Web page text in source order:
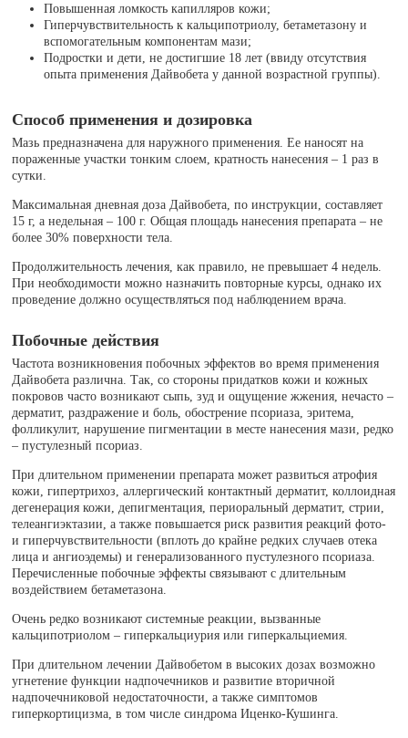
Повышенная ломкость капилляров кожи;
Гиперчувствительность к кальципотриолу, бетаметазону и
вспомогательным компонентам мази;
Подростки и дети, не достигшие 18 лет (ввиду отсутствия
опыта применения Дайвобета у данной возрастной группы).
Способ применения и дозировка
Мазь предназначена для наружного применения. Ее наносят на
пораженные участки тонким слоем, кратность нанесения – 1 раз в
сутки.
Максимальная дневная доза Дайвобета, по инструкции, составляет
15 г, а недельная – 100 г. Общая площадь нанесения препарата – не
более 30% поверхности тела.
Продолжительность лечения, как правило, не превышает 4 недель.
При необходимости можно назначить повторные курсы, однако их
проведение должно осуществляться под наблюдением врача.
Побочные действия
Частота возникновения побочных эффектов во время применения
Дайвобета различна. Так, со стороны придатков кожи и кожных
покровов часто возникают сыпь, зуд и ощущение жжения, нечасто –
дерматит, раздражение и боль, обострение псориаза, эритема,
фолликулит, нарушение пигментации в месте нанесения мази, редко
– пустулезный псориаз.
При длительном применении препарата может развиться атрофия
кожи, гипертрихоз, аллергический контактный дерматит, коллоидная
дегенерация кожи, депигментация, периоральный дерматит, стрии,
телеангиэктазии, а также повышается риск развития реакций фото-
и гиперчувствительности (вплоть до крайне редких случаев отека
лица и ангиоэдемы) и генерализованного пустулезного псориаза.
Перечисленные побочные эффекты связывают с длительным
воздействием бетаметазона.
Очень редко возникают системные реакции, вызванные
кальципотриолом – гиперкальциурия или гиперкальциемия.
При длительном лечении Дайвобетом в высоких дозах возможно
угнетение функции надпочечников и развитие вторичной
надпочечниковой недостаточности, а также симптомов
гиперкортицизма, в том числе синдрома Иценко-Кушинга.